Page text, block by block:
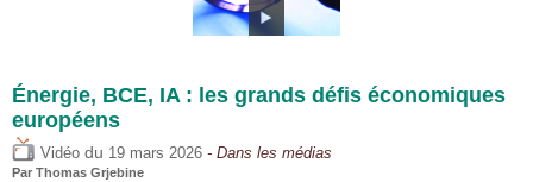
Énergie, BCE, IA : les grands défis économiques
européens
Vidéo du 19 mars 2026 - Dans les médias
Par Thomas Grjebine